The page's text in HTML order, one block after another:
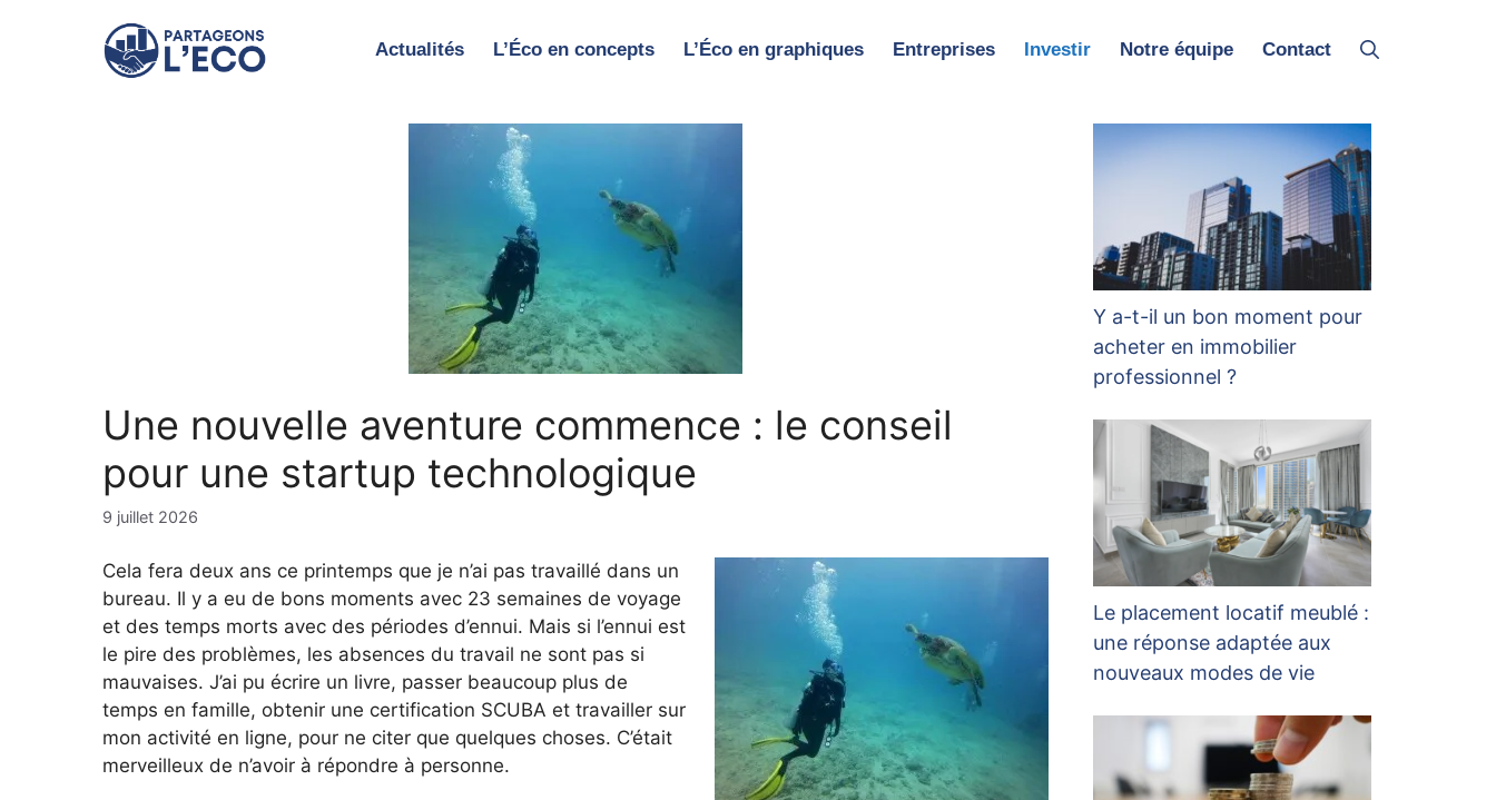
Actualités L’Éco en concepts L’Éco en graphiques Entreprises Investir Notre équipe Contact
Une nouvelle aventure commence : le conseil
pour une startup technologique
9 juillet 2026
Cela fera deux ans ce printemps que je n’ai pas travaillé dans un
bureau. Il y a eu de bons moments avec 23 semaines de voyage
et des temps morts avec des périodes d’ennui. Mais si l’ennui est
le pire des problèmes, les absences du travail ne sont pas si
mauvaises. J’ai pu écrire un livre, passer beaucoup plus de
temps en famille, obtenir une certification SCUBA et travailler sur
mon activité en ligne, pour ne citer que quelques choses. C’était
merveilleux de n’avoir à répondre à personne.
Y a-t-il un bon moment pour
acheter en immobilier
professionnel ?
Le placement locatif meublé :
une réponse adaptée aux
nouveaux modes de vie